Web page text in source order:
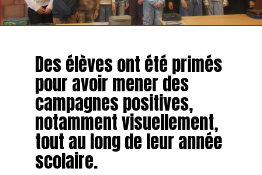
Des élèves ont été primés
pour avoir mener des
campagnes positives,
notamment visuellement,
tout au long de leur année
scolaire.